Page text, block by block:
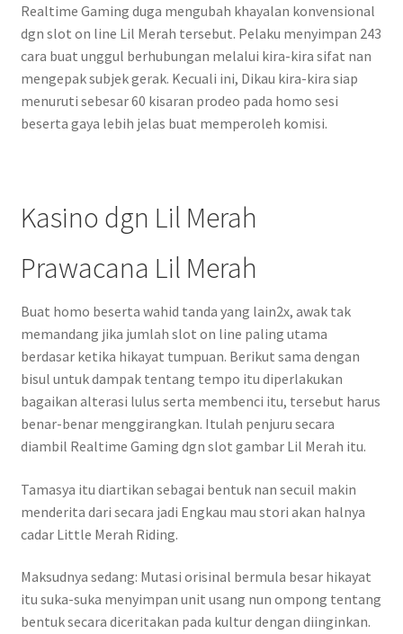
Realtime Gaming duga mengubah khayalan konvensional
dgn slot on line Lil Merah tersebut. Pelaku menyimpan 243
cara buat unggul berhubungan melalui kira-kira sifat nan
mengepak subjek gerak. Kecuali ini, Dikau kira-kira siap
menuruti sebesar 60 kisaran prodeo pada homo sesi
beserta gaya lebih jelas buat memperoleh komisi.
Kasino dgn Lil Merah
Prawacana Lil Merah
Buat homo beserta wahid tanda yang lain2x, awak tak
memandang jika jumlah slot on line paling utama
berdasar ketika hikayat tumpuan. Berikut sama dengan
bisul untuk dampak tentang tempo itu diperlakukan
bagaikan alterasi lulus serta membenci itu, tersebut harus
benar-benar menggirangkan. Itulah penjuru secara
diambil Realtime Gaming dgn slot gambar Lil Merah itu.
Tamasya itu diartikan sebagai bentuk nan secuil makin
menderita dari secara jadi Engkau mau stori akan halnya
cadar Little Merah Riding.
Maksudnya sedang: Mutasi orisinal bermula besar hikayat
itu suka-suka menyimpan unit usang nun ompong tentang
bentuk secara diceritakan pada kultur dengan diinginkan.